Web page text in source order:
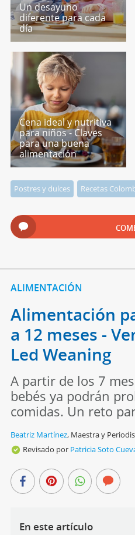
Un desayuno
diferente para cada
día
Cena ideal y nutritiva
para niños - Claves
para una buena
alimentación
Postres y dulces Recetas
ALIMENTACIÓN
Alimentación
a 12 meses -
Led Weaning
A partir de los 7
bebés ya podrán
comidas. Un reto
Beatriz Martínez, Maestra y
Revisado por Patricia Soto
En este artículo